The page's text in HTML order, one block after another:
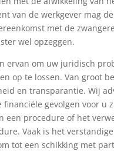
van de werkgever mag de
met de zwangere
wel opzeggen.
ervan om uw juridisch
op te lossen. Van groot
en transparantie. Wij
financiële gevolgen voor u
een procedure of het
Vaak is het
tot een schikking met